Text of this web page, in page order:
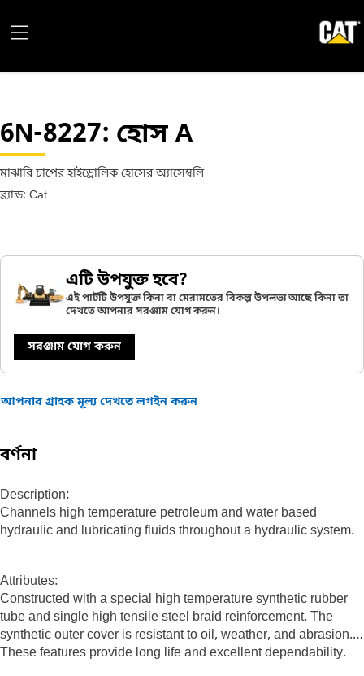
6N-8227: হোস A
মাঝারি চাপের হাইড্রোলিক হোসের অ্যাসেম্বলি
ব্র্যান্ড: Cat
এটি উপযুক্ত হবে?
এই পার্টটি উপযুক্ত কিনা বা মেরামতের বিকল্প উপলভ্য আছে কিনা তা
দেখতে আপনার সরঞ্জাম যোগ করুন।
সরঞ্জাম যোগ করুন
আপনার গ্রাহক মূল্য দেখতে লগইন করুন
বর্ণনা
Description:
Channels high temperature petroleum and water based
hydraulic and lubricating fluids throughout a hydraulic system.
Attributes:
Constructed with a special high temperature synthetic rubber
tube and single high tensile steel braid reinforcement. The
synthetic outer cover is resistant to oil, weather, and abrasion.
These features provide long life and excellent dependability.